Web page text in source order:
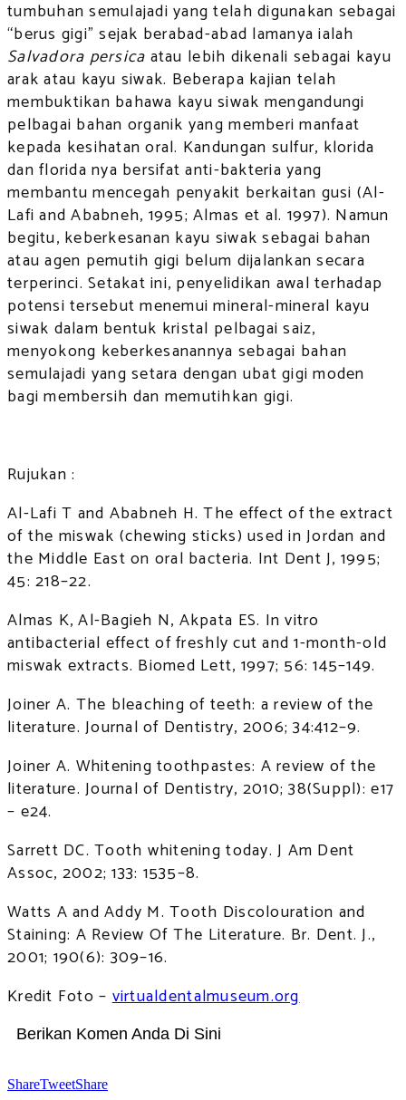
tumbuhan semulajadi yang telah digunakan sebagai
“berus gigi” sejak berabad-abad lamanya ialah
Salvadora persica atau lebih dikenali sebagai kayu
arak atau kayu siwak. Beberapa kajian telah
membuktikan bahawa kayu siwak mengandungi
pelbagai bahan organik yang memberi manfaat
kepada kesihatan oral. Kandungan sulfur, klorida
dan florida nya bersifat anti-bakteria yang
membantu mencegah penyakit berkaitan gusi (Al-
Lafi and Ababneh, 1995; Almas et al. 1997). Namun
begitu, keberkesanan kayu siwak sebagai bahan
atau agen pemutih gigi belum dijalankan secara
terperinci. Setakat ini, penyelidikan awal terhadap
potensi tersebut menemui mineral-mineral kayu
siwak dalam bentuk kristal pelbagai saiz,
menyokong keberkesanannya sebagai bahan
semulajadi yang setara dengan ubat gigi moden
bagi membersih dan memutihkan gigi.
Rujukan :
Al-Lafi T and Ababneh H. The effect of the extract
of the miswak (chewing sticks) used in Jordan and
the Middle East on oral bacteria. Int Dent J, 1995;
45: 218–22.
Almas K, Al-Bagieh N, Akpata ES. In vitro
antibacterial effect of freshly cut and 1-month-old
miswak extracts. Biomed Lett, 1997; 56: 145–149.
Joiner A. The bleaching of teeth: a review of the
literature. Journal of Dentistry, 2006; 34:412–9.
Joiner A. Whitening toothpastes: A review of the
literature. Journal of Dentistry, 2010; 38(Suppl): e17
– e24.
Sarrett DC. Tooth whitening today. J Am Dent
Assoc, 2002; 133: 1535–8.
Watts A and Addy M. Tooth Discolouration and
Staining: A Review Of The Literature. Br. Dent. J.,
2001; 190(6): 309–16.
Kredit Foto –virtualdentalmuseum.org
Berikan Komen Anda Di Sini
ShareTweetShare